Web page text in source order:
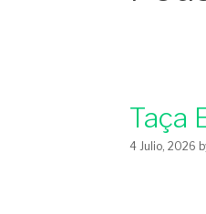
Taça
4 Julio, 2026